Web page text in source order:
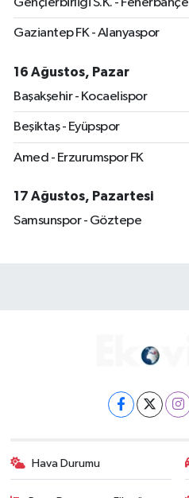
Gaziantep FK - Alanyaspor
16 Ağustos, Pazar
Başakşehir - Kocaelispor
Beşiktaş - Eyüpspor
Amed - Erzurumspor FK
17 Ağustos, Pazartesi
Samsunspor - Göztepe
Hava Durumu